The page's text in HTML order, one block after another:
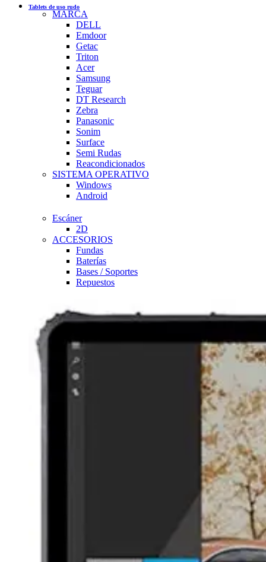
Tablets de uso rudo
MARCA
DELL
Emdoor
Getac
Triton
Acer
Samsung
Teguar
DT Research
Zebra
Panasonic
Sonim
Surface
Semi Rudas
Reacondicionados
SISTEMA OPERATIVO
Windows
Android
Escáner
2D
ACCESORIOS
Fundas
Baterías
Bases / Soportes
Repuestos